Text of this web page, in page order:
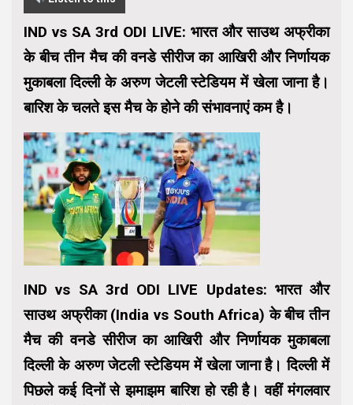
IND vs SA 3rd ODI LIVE: भारत और साउथ अफ्रीका
के बीच तीन मैच की वनडे सीरीज का आखिरी और निर्णायक
मुकाबला दिल्ली के अरुण जेटली स्टेडियम में खेला जाना है।
बारिश के चलते इस मैच के होने की संभावनाएं कम है।
IND vs SA 3rd ODI LIVE Updates: भारत और
साउथ अफ्रीका (India vs South Africa) के बीच तीन
मैच की वनडे सीरीज का आखिरी और निर्णायक मुकाबला
दिल्ली के अरुण जेटली स्टेडियम में खेला जाना है। दिल्ली में
पिछले कई दिनों से झमाझम बारिश हो रही है। वहीं मंगलवार